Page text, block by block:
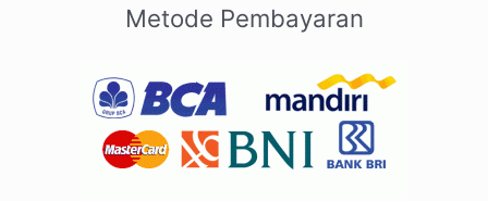
Metode Pembayaran